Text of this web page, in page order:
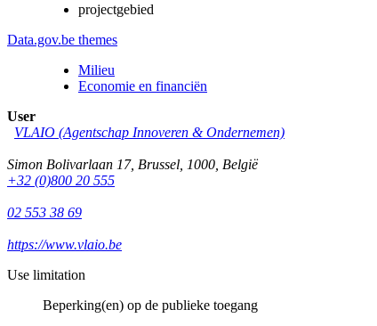
projectgebied
Data.gov.be themes
Milieu
Economie en financiën
User
VLAIO (Agentschap Innoveren & Ondernemen)
Simon Bolivarlaan 17, Brussel 1000 België
+32 (0)800 20 555
02 553 38 69
https://www.vlaio.be
Use limitation
Beperking(en) op de publieke toegang